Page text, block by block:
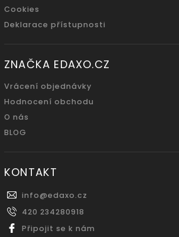
Cookies
Deklarace přístupnosti
ZNAČKA EDAXO.CZ
Vrácení objednávky
Hodnocení obchodu
O nás
BLOG
KONTAKT
info@edaxo.cz
420 234280918
Připojit se k nám